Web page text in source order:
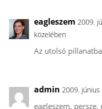
eagleszem 2009.
közelében
Az utolsó
admin 2009.
eagleszem,